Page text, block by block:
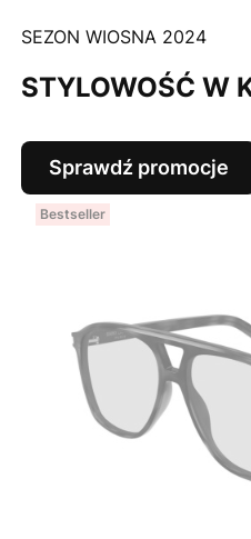
SEZON WIOSNA 2024
STYLOWOŚĆ W
Sprawdź promocje
Bestseller